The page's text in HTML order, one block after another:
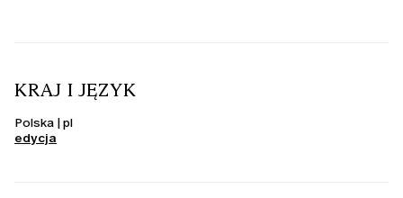
KRAJ I JĘZYK
Polska | pl
edycja